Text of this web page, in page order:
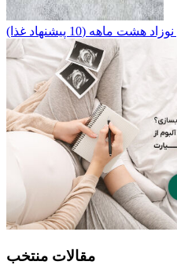
ماهه (10 پیشنهاد غذا)
مقالات منتخب